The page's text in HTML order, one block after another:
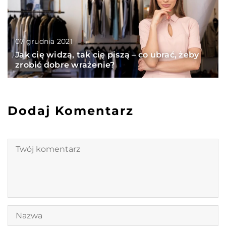
07 grudnia 2021
Jak cię widzą, tak cię piszą – co ubrać, żeby
zrobić dobre wrażenie?
Dodaj Komentarz